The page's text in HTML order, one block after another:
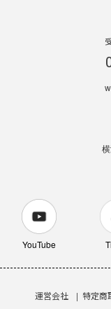
YouTube
運営会社 特定商